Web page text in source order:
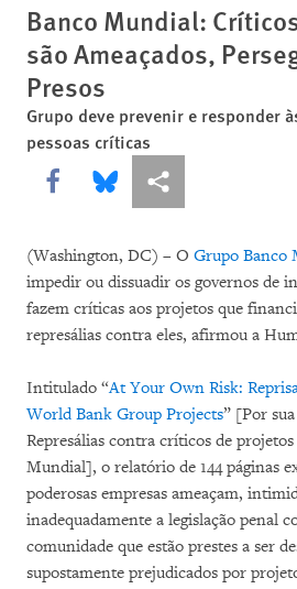
Banco Mundial:
são Ameaçados,
Presos
Grupo deve prevenir e responder
pessoas críticas
Share this via Facebook
Share this via Bluesky
Share this via
(Washington, DC) – O Grupo Banco
impedir ou dissuadir os governos de
fazem críticas aos projetos que
represálias contra eles, afirmou a
Intitulado “At Your Own Risk:
World Bank Group Projects” [Por
Represálias contra críticos de
Mundial], o relatório de 144 páginas
poderosas empresas ameaçam,
inadequadamente a legislação penal
comunidade que estão prestes a ser
supostamente prejudicados por